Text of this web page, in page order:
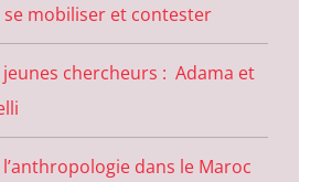
se mobiliser et contester
chercheurs : Adama et
dans le Maroc